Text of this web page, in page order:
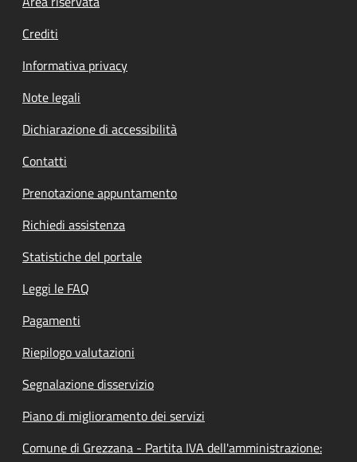
Crediti
Informativa privacy
Note legali
Dichiarazione di accessibilità
Contatti
Prenotazione appuntamento
Richiedi assistenza
Statistiche del portale
Leggi le FAQ
Pagamenti
Riepilogo valutazioni
Segnalazione disservizio
Piano di miglioramento dei servizi
Comune di Grezzana - Partita IVA dell'amministrazione: